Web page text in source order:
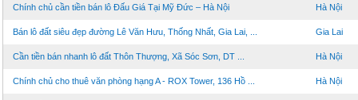
Chính chủ cần tiền bán lô Đấu Giá Tại Mỹ Đức – Hà Nội Hà Nội
Bán lô đất siêu đẹp đường Lê Văn Hưu, Thống Nhất, Gia Lai, ... Gia Lai
Cần tiền bán nhanh lô đất Thôn Thượng, Xã Sóc Sơn, DT ... Hà Nội
Chính chủ cho thuê văn phòng hạng A - ROX Tower, 136 Hồ ... Hà Nội